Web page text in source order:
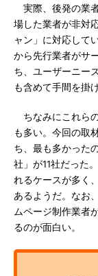
実際、後発の業
場した業者が非対
ャン」に対応して
から先行業者がサ
ち、ユーザーニー
も含めて手間を掛
ちなみにこれら
も多い。今回の取
ち、最も多かった
社」が11社だった
れるケースが多く
あるようだ。なお
ムページ制作業者
るのが面白い。